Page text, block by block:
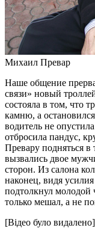
Михаил Превар
Наше общение
связи» новый
состояла в том, что
камню, а
водитель не
отбросила пандус,
Превару подняться в
вызвались двое
сторон. Из салона
наконец, видя
подтолкнул молодой
только мешал, а не
[Відео було видалено]